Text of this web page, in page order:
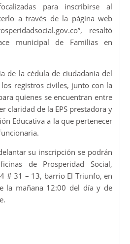
para inscribirse al
a través de la página web
resaltó
municipal de Familias en
de la cédula de ciudadanía del
registros civiles, junto con la
quienes se encuentran entre
claridad de la EPS prestadora y
Educativa a la que pertenecer
su inscripción se podrán
de Prosperidad Social,
# 31 – 13, barrio El Triunfo, en
la mañana 12:00 del día y de